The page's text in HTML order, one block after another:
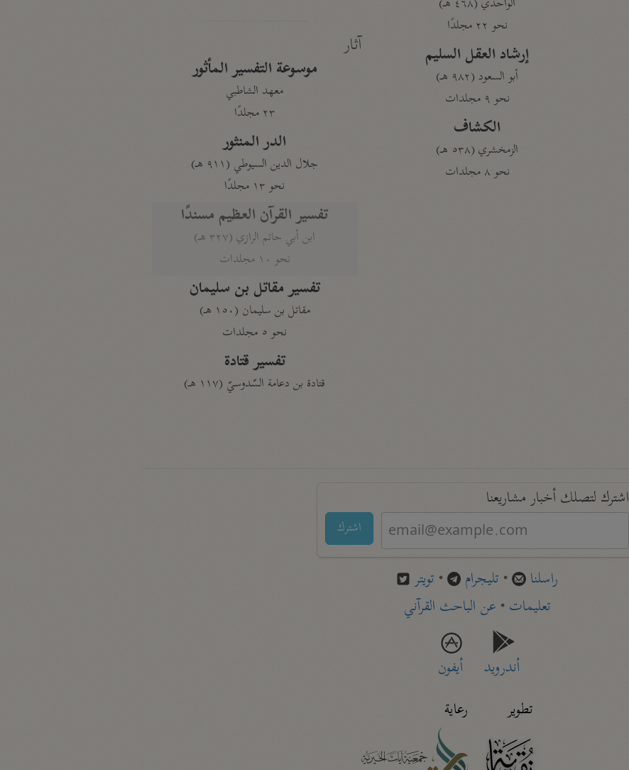
نحو ٢٢ مجلدًا
إرشاد العقل السليم
أبو السعود (٩٨٢ هـ)
نحو ٩ مجلدات
الكشاف
الزمخشري (٥٣٨ هـ)
نحو ٨ مجلدات
آثار
موسوعة التفسير المأثور
معهد الشاطبي
٢٣ مجلدًا
الدر المنثور
جلال الدين السيوطي (٩١١ هـ)
نحو ١٣ مجلدًا
تفسير القرآن العظيم مسندًا
ابن أبي حاتم الرازي (٣٢٧ هـ)
نحو ١٠ مجلدات
تفسير مقاتل بن سليمان
مقاتل بن سليمان (١٥٠ هـ)
نحو ٥ مجلدات
تفسير قتادة
قتادة بن دعامة السّدوسيّ (١١٧ هـ)
اشترك لتصلك أخبار مشاريعنا
اشترك
راسلنا • تليجرام • تويتر
تعليمات• عن الباحث القرآني
أندرويد
أيفون
تطوير
رعاية